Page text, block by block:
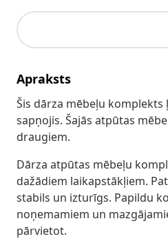
Apraksts
Šis dārza mēbeļu
sapņojis. Šajās atpūtas
draugiem.
Dārza atpūtas mēbeļu
dažādiem laikapstākļiem.
stabils un izturīgs. Papildu
noņemamiem un
pārvietot.